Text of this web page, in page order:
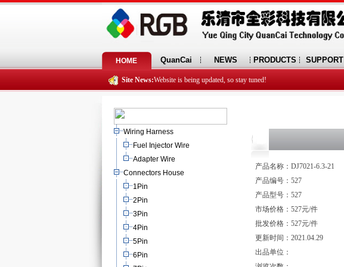
HOME QuanCai NEWS PRODUCTS SUPPORT
Site News:Website is being updated, so stay tuned!
Wiring Harness
Fuel Injector Wire
Adapter Wire
Connectors House
1Pin
2Pin
3Pin
4Pin
5Pin
6Pin
产品名称：DJ7021-6.3-21
产品编号：527
产品型号：527
市场价格：527元/件
批发价格：527元/件
更新时间：2021.04.29
出品单位：